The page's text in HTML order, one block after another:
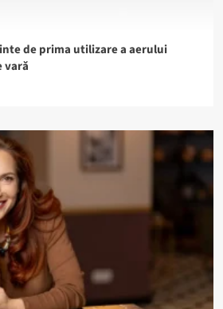
de prima utilizare a aerului
vară